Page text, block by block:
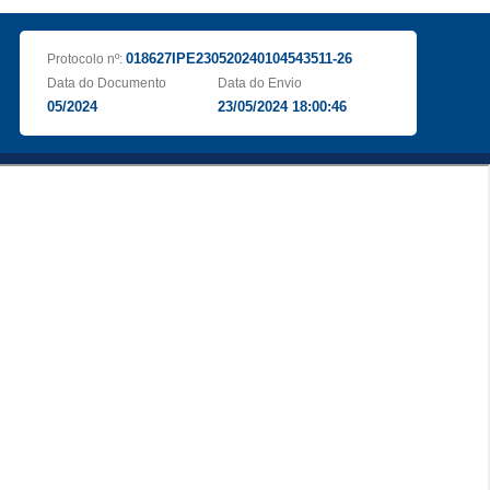
Protocolo nº: 018627IPE230520240104543511-26
Data do Documento
05/2024
Data do Envio
23/05/2024 18:00:46